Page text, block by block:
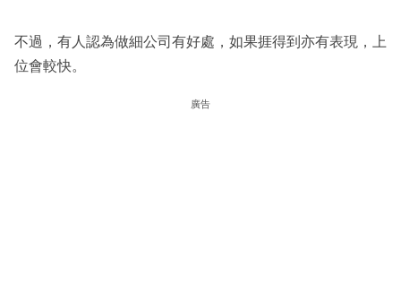
不過，有人認為做細公司有好處，如果捱得到亦有表現，上
位會較快。
廣告